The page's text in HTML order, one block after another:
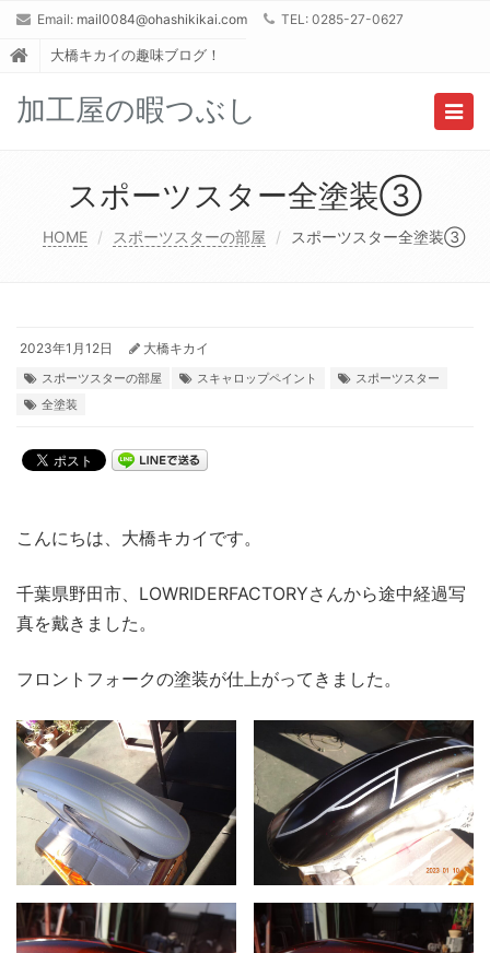
Email: mail0084@ohashikikai.com TEL: 0285-27-0627
大橋キカイの趣味ブログ！
加工屋の暇つぶし
スポーツスター全塗装③
HOME スポーツスターの部屋 スポーツスター全塗装③
2023年1月12日 大橋キカイ
スポーツスターの部屋 スキャロップペイント
スポーツスター
全塗装
こんにちは、大橋キカイです。
千葉県野田市、LOWRIDERFACTORYさんから途中経過写
真を戴きました。
フロントフォークの塗装が仕上がってきました。